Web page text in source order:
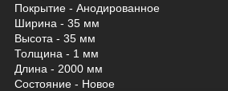
Покрытие - Анодированное
Ширина - 35 мм
Высота - 35 мм
Толщина - 1 мм
Длина - 2000 мм
Состояние - Новое